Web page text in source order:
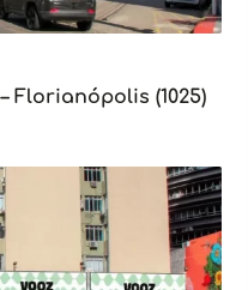
Florianópolis (1025)